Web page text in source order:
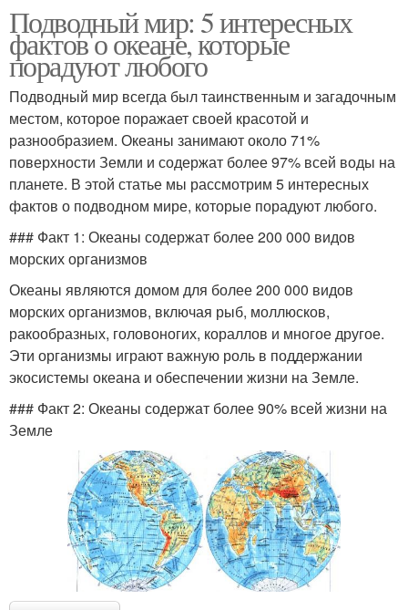
Подводный мир: 5 интересных
фактов о океане, которые
порадуют любого
Подводный мир всегда был таинственным и загадочным
местом, которое поражает своей красотой и
разнообразием. Океаны занимают около 71%
поверхности Земли и содержат более 97% всей воды на
планете. В этой статье мы рассмотрим 5 интересных
фактов о подводном мире, которые порадуют любого.
### Факт 1: Океаны содержат более 200 000 видов
морских организмов
Океаны являются домом для более 200 000 видов
морских организмов, включая рыб, моллюсков,
ракообразных, головоногих, кораллов и многое другое.
Эти организмы играют важную роль в поддержании
экосистемы океана и обеспечении жизни на Земле.
### Факт 2: Океаны содержат более 90% всей жизни на
Земле